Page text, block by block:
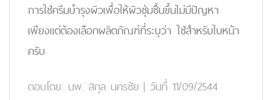
การใช้ครีมบำรุงผิวเพื่อให้ผิวชุ่มชื้นขึ้นไม่มีปัญหา
เพียงแต่ต้องเลือกผลิตภัณฑ์ที่ระบุว่า ใช้สำหรับใบหน้า
ครับ
ตอบโดย: นพ. สกุล นครชัย | วันที่ 11/09/2544